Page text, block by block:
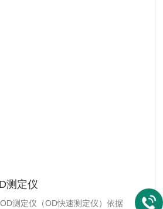
测定仪
测定仪（OD快速测定仪）依据